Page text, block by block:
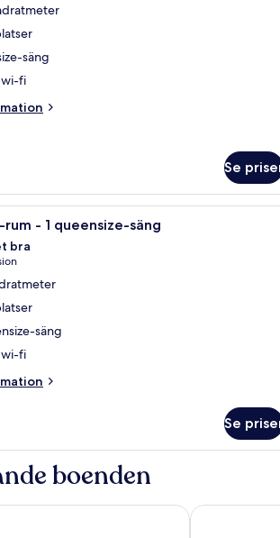
säng
wi-fi
Se
Ett hotellrum med en stor
- 1 queensize-säng
bra
säng
wi-fi
Se
boenden
Central Helsinki Radisson Blu